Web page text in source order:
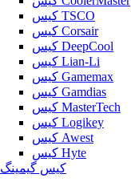
کیس TSCO
کیس Corsair
کیس DeepCool
کیس Lian-Li
کیس Gamemax
کیس Gamdias
کیس MasterTech
کیس Logikey
کیس Awest
کیس Hyte
کیس گیمینگ